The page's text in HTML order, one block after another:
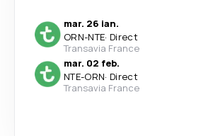
mar. 26 ian.
ORN-NTE· Direct
Transavia France
mar. 02 feb.
NTE-ORN· Direct
Transavia France